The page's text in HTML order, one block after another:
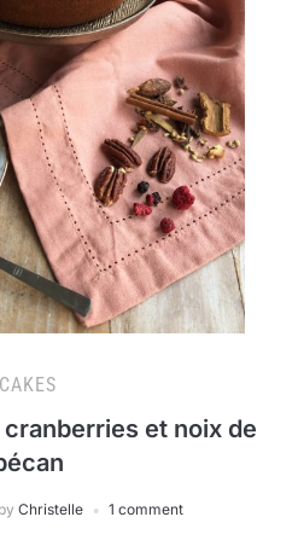
CAKES
cranberries et noix de
by Christelle 1 comment